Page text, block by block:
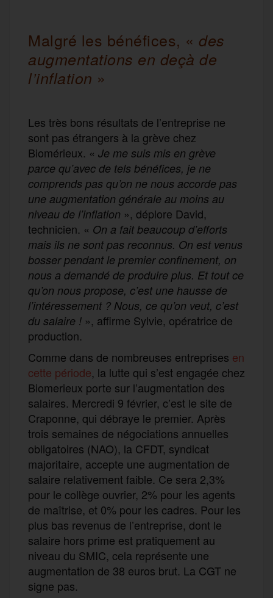
Malgré les bénéfices, « des
augmentations en deçà de
l’inflation »
Les très bons résultats de l’entreprise ne
sont pas étrangers à la grève chez
Biomérieux. « Je me suis mis en grève
parce qu’avec de tels bénéfices, je ne
comprends pas qu’on ne nous accorde pas
une augmentation générale au moins au
niveau de l’inflation », déplore David,
technicien. « On a fait beaucoup d’efforts
mais ils ne sont pas reconnus. On est venus
bosser pendant le premier confinement, on
nous a demandé de produire plus. Et tout ce
qu’on nous propose, c’est une hausse de
l’intéressement ? Nous, ce qu’on veut, c’est
du salaire ! », affirme Sylvie, opératrice de
production.
Comme dans de nombreuses entreprises en
cette période, la lutte qui s’est engagée chez
Biomerieux porte sur l’augmentation des
salaires. Mercredi 9 février, c’est le site de
Craponne, qui débraye le premier. Après
trois semaines de négociations annuelles
obligatoires (NAO), la CFDT, syndicat
majoritaire, accepte une augmentation de
salaire relativement faible. Ce sera 2,3%
pour le collège ouvrier, 2% pour les agents
de maîtrise, et 0% pour les cadres. Pour les
plus bas revenus de l’entreprise, dont le
salaire hors prime est pratiquement au
niveau du SMIC, cela représente une
augmentation de 38 euros brut. La CGT ne
signe pas.